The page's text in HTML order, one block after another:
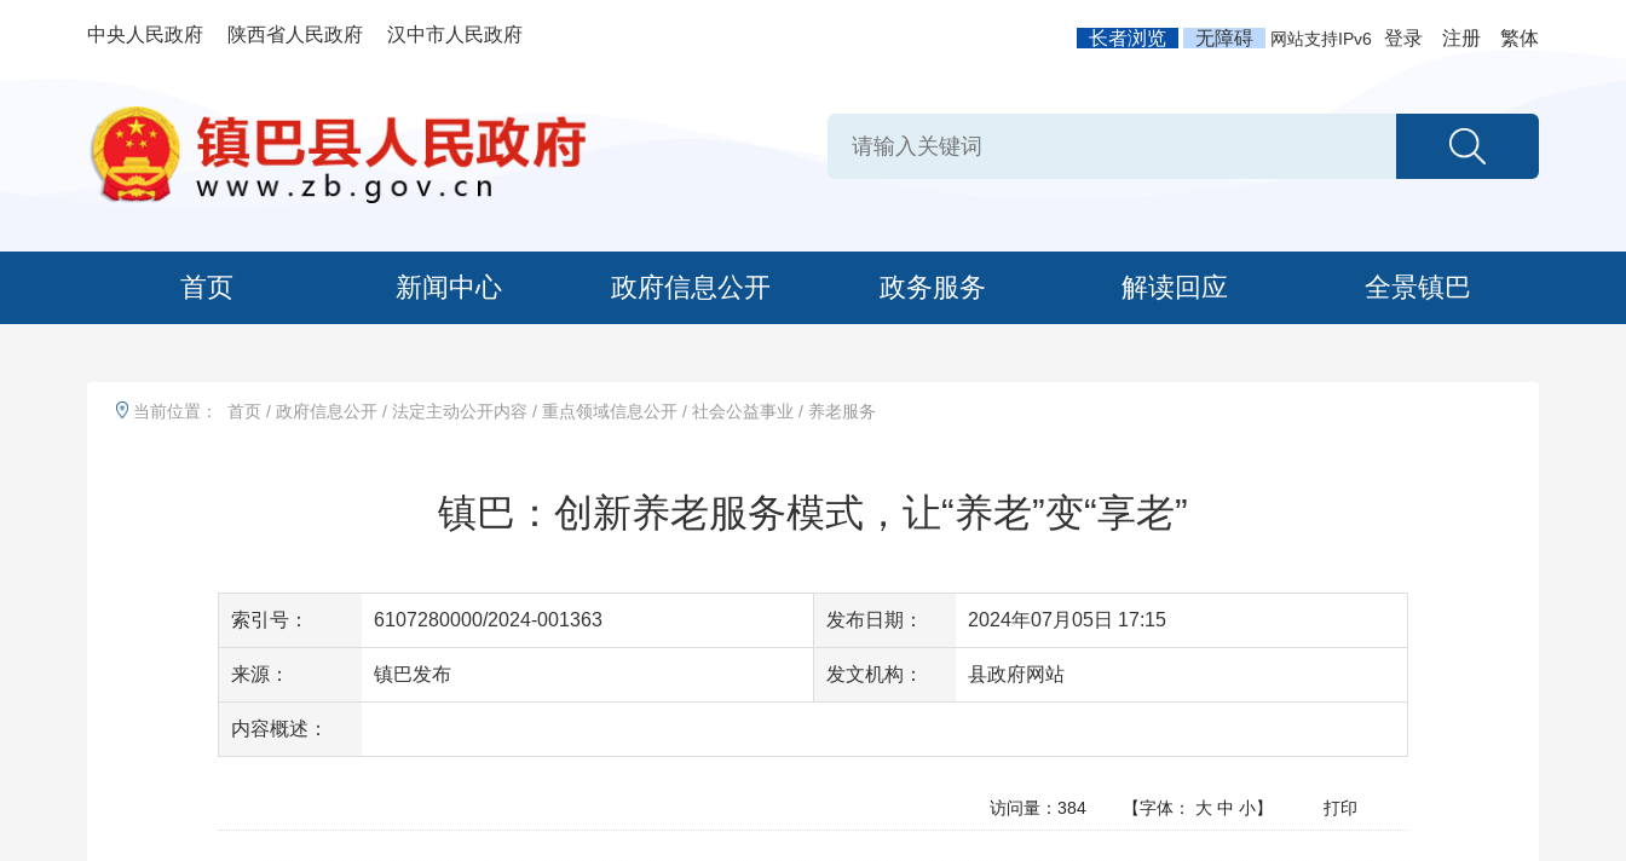
中央人民政府 陕西省人民政府 汉中市人民政府 长者浏览 无障碍 网站支持IPv6 登录 注册 繁体
首页 新闻中心 政府信息公开 政务服务 解读回应 全景镇巴
当前位置： 首页 / 政府信息公开 / 法定主动公开内容 / 重点领域信息公开 / 社会公益事业 / 养老服务
镇巴：创新养老服务模式，让“养老”变“享老”
索引号： 6107280000/2024-001363 发布日期： 2024年07月05日 17:15
来源： 镇巴发布 发文机构： 县政府网站
内容概述：
访问量： 384 【字体： 大 中 小】 打印